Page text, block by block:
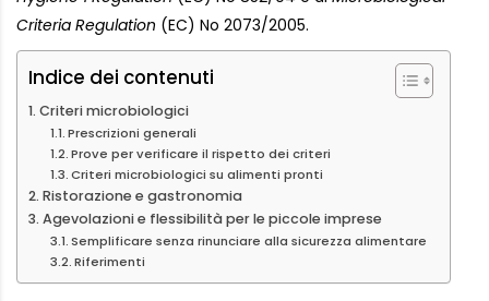
Criteria Regulation (EC) No 2073/2005.
Indice dei contenuti
Criteri microbiologici
Prescrizioni generali
Prove per verificare il rispetto dei criteri
Criteri microbiologici su alimenti pronti
Ristorazione e gastronomia
Agevolazioni e flessibilità per le piccole imprese
Semplificare senza rinunciare alla sicurezza alimentare
Riferimenti